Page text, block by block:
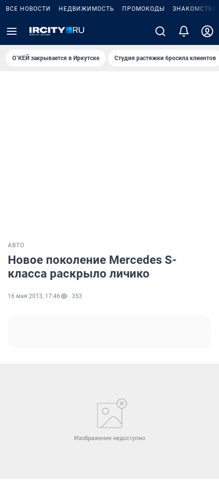
ВСЕ НОВОСТИ НЕДВИЖИМОСТЬ ПРОМОКОДЫ ЗНАКОМСТВА
О`КЕЙ закрывается в Иркутске Студия растяжки бросила клиентов
АВТО
Новое поколение Mercedes S-
класса раскрыло личико
16 мая 2013, 17:46 353